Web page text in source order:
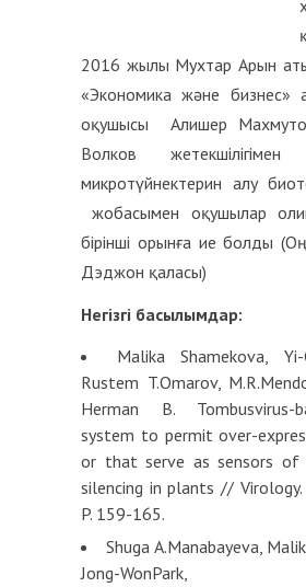
2016 жылы Мухтар Арын
«Экономика және бизнес»
оқушысы Алишер
Волков жетекшілігімен
микротүйнектерин алу
жобасымен оқушылар
бірінші орынға ие болды
Дэджон қаласы)
Негізгі басылымдар:
Malika Shamekova, Yi-
Rustem T.Omarov,
Herman B. Tombusvirus-
system to permit over-
or that serve as sensors of
silencing in plants //
P. 159-165.
Shuga A.Manabayeva,
Jong-WonPark,